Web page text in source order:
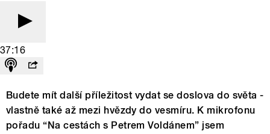
37:16
Budete mít další příležitost vydat se doslova do světa -
vlastně také až mezi hvězdy do vesmíru. K mikrofonu
pořadu “Na cestách s Petrem Voldánem” jsem